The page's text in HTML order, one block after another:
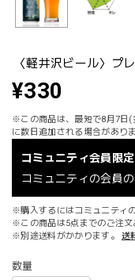
〈軽井沢ビール〉プ
¥330
※この商品は、最短で8月7日(
に数日追加される場合がありま
コミュニティ会員限
コミュニティの会員
※購入するにはコミュニティ
※この商品は5点までのご注文
※別途送料がかかります。
送
数量